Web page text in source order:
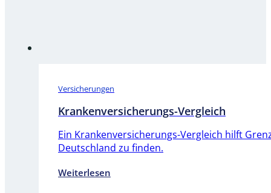
Versicherungen
Krankenversicherungs-Vergleich
Ein Krankenversicherungs-Vergleich hilft
Deutschland zu finden.
Weiterlesen